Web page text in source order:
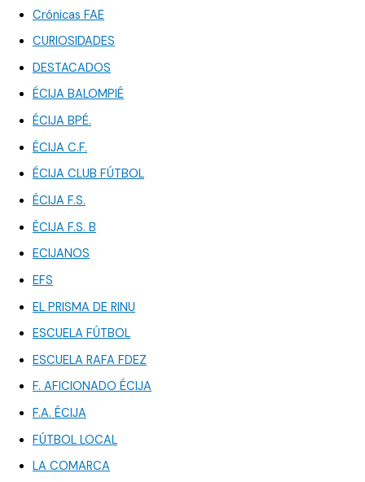
Crónicas FAE
CURIOSIDADES
DESTACADOS
ÉCIJA BALOMPIÉ
ÉCIJA BPÉ.
ÉCIJA C.F.
ÉCIJA CLUB FÚTBOL
ÉCIJA F.S.
ÉCIJA F.S. B
ECIJANOS
EFS
EL PRISMA DE RINU
ESCUELA FÚTBOL
ESCUELA RAFA FDEZ
F. AFICIONADO ÉCIJA
F.A. ÉCIJA
FÚTBOL LOCAL
LA COMARCA